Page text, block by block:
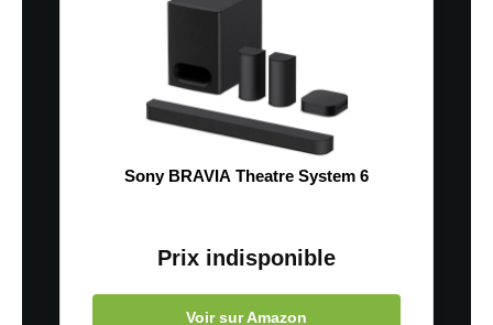
Sony BRAVIA Theatre System 6
Prix indisponible
Voir sur Amazon